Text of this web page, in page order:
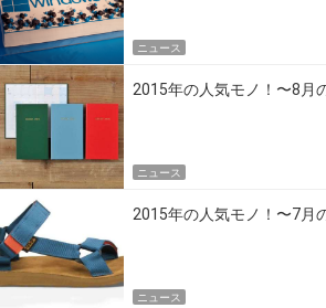
ニュース
2015年の人気モノ！〜8月
ニュース
2015年の人気モノ！〜7月
ニュース